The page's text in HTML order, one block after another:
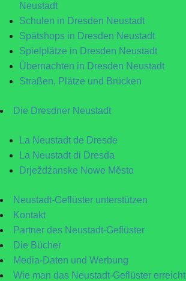
Neustadt
Schulen in Dresden Neustadt
Spätshops in Dresden Neustadt
Spielplätze in Dresden Neustadt
Übernachten in Dresden Neustadt
Straßen, Plätze und Brücken
Die Dresdner Neustadt
La Neustadt de Dresde
La Neustadt di Dresda
Drježdźanske Nowe Město
Neustadt-Geflüster unterstützen
Kontakt
Partner des Neustadt-Geflüster
Die Bücher
Media-Daten und Werbung
Wie man das Neustadt-Geflüster erreicht